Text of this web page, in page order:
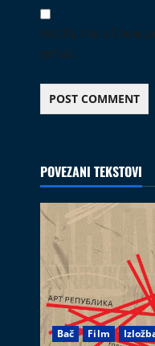
Notify me of new
email.
POVEZANI TEKSTOVI
Bač Film